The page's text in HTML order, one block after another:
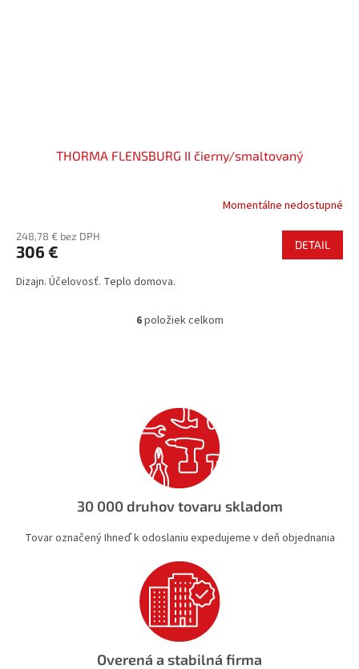
THORMA FLENSBURG II čierny/smaltovaný
Momentálne nedostupné
248,78 € bez DPH
306 € DETAIL
Dizajn. Účelovosť. Teplo domova.
O
c
i
e
p
r
k
v
p
i
s
u
6položiek celkom
30 000 druhov tovaru skladom
Tovar označený Ihneď k odoslaniu expedujeme v deň objednania
Overená a stabilná firma